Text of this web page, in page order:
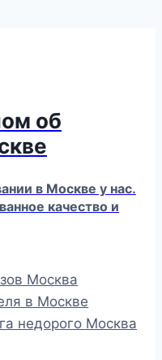
об
в Москве у нас.
качество и
Москва
в Москве
недорого Москва